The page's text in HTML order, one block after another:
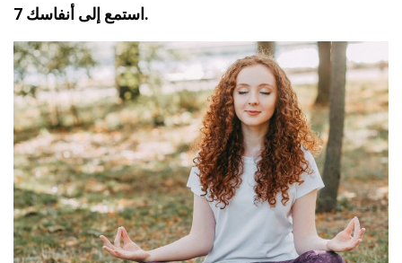
7 استمع إلى أنفاسك.